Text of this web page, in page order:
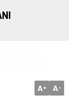
A+ A-